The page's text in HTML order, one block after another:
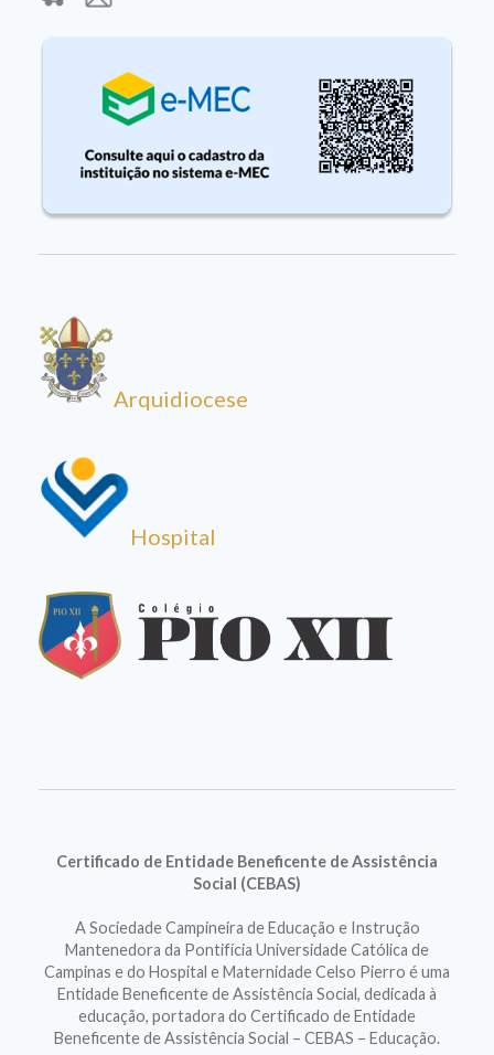
Arquidiocese
Hospital
Certificado de Entidade Beneficente de Assistência
Social (CEBAS)
A Sociedade Campineira de Educação e Instrução
Mantenedora da Pontifícia Universidade Católica de
Campinas e do Hospital e Maternidade Celso Pierro é uma
Entidade Beneficente de Assistência Social, dedicada à
educação, portadora do Certificado de Entidade
Beneficente de Assistência Social – CEBAS – Educação.